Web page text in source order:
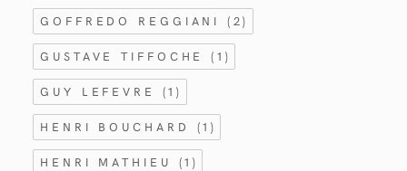
GOFFREDO REGGIANI(2)
GUSTAVE TIFFOCHE(1)
GUY LEFEVRE (1)
HENRI BOUCHARD (1)
HENRI MATHIEU (1)